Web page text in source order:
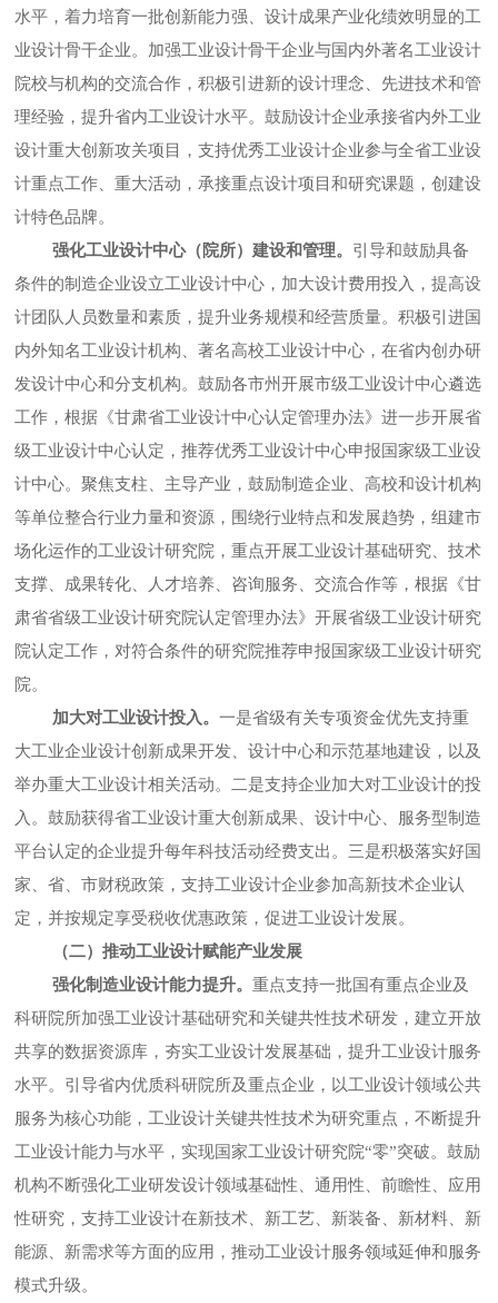
水平，着力培育一批创新能力强、设计成果产业化绩效明显的工
业设计骨干企业。加强工业设计骨干企业与国内外著名工业设计
院校与机构的交流合作，积极引进新的设计理念、先进技术和管
理经验，提升省内工业设计水平。鼓励设计企业承接省内外工业
设计重大创新攻关项目，支持优秀工业设计企业参与全省工业设
计重点工作、重大活动，承接重点设计项目和研究课题，创建设
计特色品牌。
强化工业设计中心（院所）建设和管理。 引导和鼓励具备
条件的制造企业设立工业设计中心，加大设计费用投入，提高设
计团队人员数量和素质，提升业务规模和经营质量。积极引进国
内外知名工业设计机构、著名高校工业设计中心，在省内创办研
发设计中心和分支机构。鼓励各市州开展市级工业设计中心遴选
工作，根据《甘肃省工业设计中心认定管理办法》进一步开展省
级工业设计中心认定，推荐优秀工业设计中心申报国家级工业设
计中心。聚焦支柱、主导产业，鼓励制造企业、高校和设计机构
等单位整合行业力量和资源，围绕行业特点和发展趋势，组建市
场化运作的工业设计研究院，重点开展工业设计基础研究、技术
支撑、成果转化、人才培养、咨询服务、交流合作等，根据《甘
肃省省级工业设计研究院认定管理办法》开展省级工业设计研究
院认定工作，对符合条件的研究院推荐申报国家级工业设计研究
院。
加大对工业设计投入。一是省级有关专项资金优先支持重
大工业企业设计创新成果开发、设计中心和示范基地建设，以及
举办重大工业设计相关活动。二是支持企业加大对工业设计的投
入。鼓励获得省工业设计重大创新成果、设计中心、服务型制造
平台认定的企业提升每年科技活动经费支出。三是积极落实好国
家、省、市财税政策，支持工业设计企业参加高新技术企业认
定，并按规定享受税收优惠政策，促进工业设计发展。
（二）推动工业设计赋能产业发展
强化制造业设计能力提升。重点支持一批国有重点企业及
科研院所加强工业设计基础研究和关键共性技术研发，建立开放
共享的数据资源库，夯实工业设计发展基础，提升工业设计服务
水平。引导省内优质科研院所及重点企业，以工业设计领域公共
服务为核心功能，工业设计关键共性技术为研究重点，不断提升
工业设计能力与水平，实现国家工业设计研究院“零”突破。鼓励
机构不断强化工业研发设计领域基础性、通用性、前瞻性、应用
性研究，支持工业设计在新技术、新工艺、新装备、新材料、新
能源、新需求等方面的应用，推动工业设计服务领域延伸和服务
模式升级。